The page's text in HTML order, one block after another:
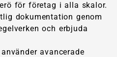
för företag i alla skalor.
dokumentation genom
och erbjuda
avancerade